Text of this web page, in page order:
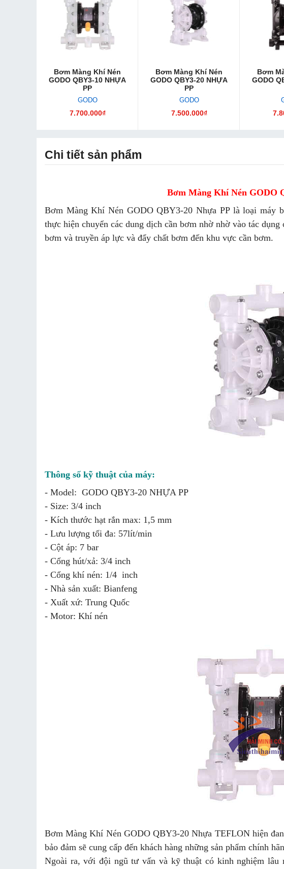
Bơm Màng Khí Nén
GODO QBY3-10 NHỰA
PP
GODO
7.700.000₫
Bơm Màng Khí Nén
GODO QBY3-20 NHỰA
PP
GODO
7.500.000₫
Bơm
GODO
Chi tiết sản phẩm
Bơm Màng Khí Nén GODO
Bơm Màng Khí Nén GODO QBY3-20 Nhựa PP là loại máy
thực hiện chuyển các dung dịch cần bơm nhờ nhờ vào tác
bơm và truyền áp lực và đẩy chất bơm đến khu vực cần bơm.
Thông số kỹ thuật của máy:
- Model: GODO QBY3-20 NHỰA PP
- Size: 3/4 inch
- Kích thước hạt rắn max: 1,5 mm
- Lưu lượng tối đa: 57lít/min
- Cột áp: 7 bar
- Cổng hút/xả: 3/4 inch
- Cổng khí nén: 1/4 inch
- Nhà sản xuất: Bianfeng
- Xuất xứ: Trung Quốc
- Motor: Khí nén
Bơm Màng Khí Nén GODO QBY3-20 Nhựa TEFLON hiện
bảo đảm sẽ cung cấp đến khách hàng những sản phẩm chính
Ngoài ra, với đội ngũ tư vấn và kỹ thuật có kinh nghiệm lâu